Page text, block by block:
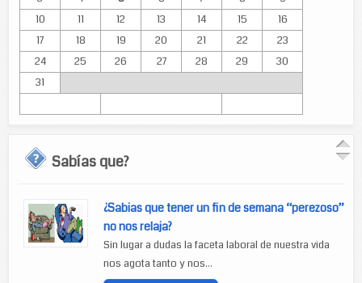
10
11 12 13 14 15
16
17
18 19 20 21 22
23
24
25 26 27 28 29
30
31
Sabías que?
¿Sabias que tener un fin de semana “perezoso”
no nos relaja?
Sin lugar a dudas la faceta laboral de nuestra vida
nos agota tanto y nos...